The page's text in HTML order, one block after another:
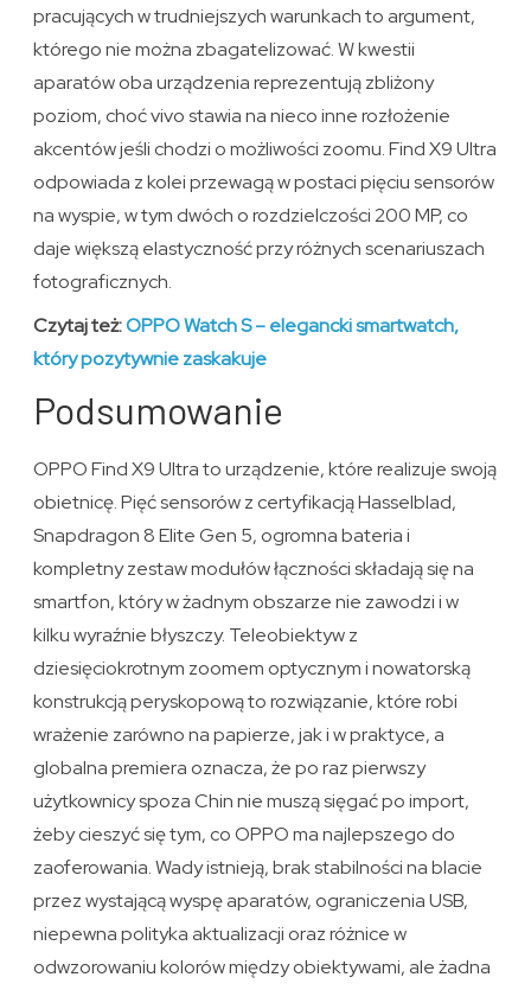
pracujących w trudniejszych warunkach to argument,
którego nie można zbagatelizować. W kwestii
aparatów oba urządzenia reprezentują zbliżony
poziom, choć vivo stawia na nieco inne rozłożenie
akcentów jeśli chodzi o możliwości zoomu. Find X9 Ultra
odpowiada z kolei przewagą w postaci pięciu sensorów
na wyspie, w tym dwóch o rozdzielczości 200 MP, co
daje większą elastyczność przy różnych scenariuszach
fotograficznych.
Czytaj też:OPPO Watch S – elegancki smartwatch,
który pozytywnie zaskakuje
Podsumowanie
OPPO Find X9 Ultra to urządzenie, które realizuje swoją
obietnicę. Pięć sensorów z certyfikacją Hasselblad,
Snapdragon 8 Elite Gen 5, ogromna bateria i
kompletny zestaw modułów łączności składają się na
smartfon, który w żadnym obszarze nie zawodzi i w
kilku wyraźnie błyszczy. Teleobiektyw z
dziesięciokrotnym zoomem optycznym i nowatorską
konstrukcją peryskopową to rozwiązanie, które robi
wrażenie zarówno na papierze, jak i w praktyce, a
globalna premiera oznacza, że po raz pierwszy
użytkownicy spoza Chin nie muszą sięgać po import,
żeby cieszyć się tym, co OPPO ma najlepszego do
zaoferowania. Wady istnieją, brak stabilności na blacie
przez wystającą wyspę aparatów, ograniczenia USB,
niepewna polityka aktualizacji oraz różnice w
odwzorowaniu kolorów między obiektywami, ale żadna